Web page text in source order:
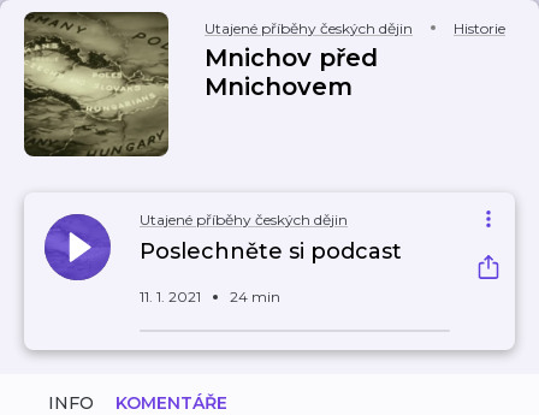
Utajené příběhy českých dějin Historie
Mnichov před
Mnichovem
Utajené příběhy českých dějin
Poslechněte si podcast
11. 1. 2021 24 min
INFO KOMENTÁŘE